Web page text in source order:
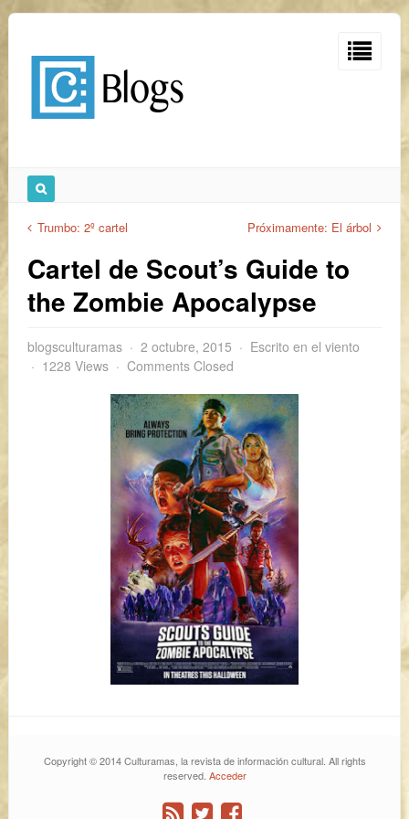
Trumbo: 2º cartel Próximamente: El árbol
Cartel de Scout’s Guide to
the Zombie Apocalypse
blogsculturamas 2 octubre, 2015
Escrito en el viento
1228 Views
Comments Closed
Copyright © 2014 Culturamas, la revista de información cultural. All rights
reserved. Acceder